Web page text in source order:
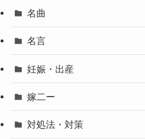
名曲
名言
妊娠・出産
嫁二ー
対処法・対策